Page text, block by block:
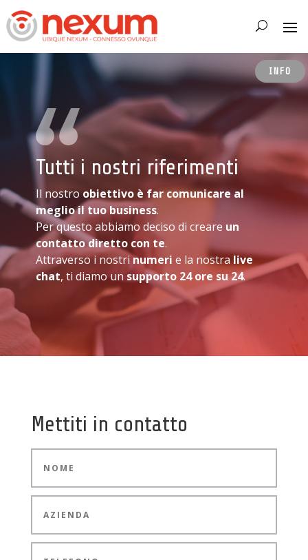
INFO
Tutti i nostri riferimenti
Il nostroobiettivo è far comunicare al
meglio il tuo business.
Per questo abbiamo deciso di creare un
contatto diretto con te.
Attraverso i nostrinumeri e la nostra live
chat, ti diamo un supporto 24 ore su 24.
Mettiti in contatto